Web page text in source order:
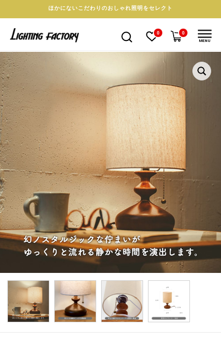
ほかにないこだわりのおしゃれ照明をセレクト
0 0
MENU